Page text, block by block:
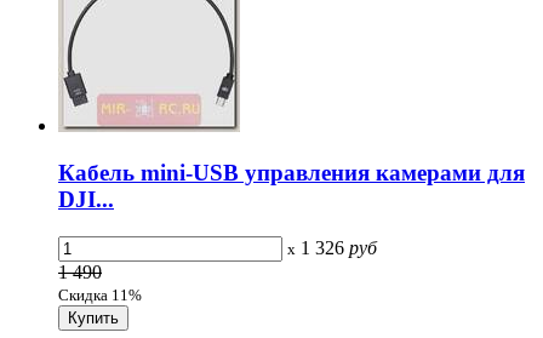
Кабель mini-USB управления камерами для
DJI...
x 1 326 руб
1 490
Скидка 11%